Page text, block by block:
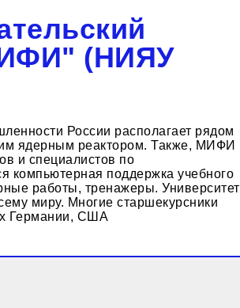
(НИЯУ
России располагает рядом
ядерным реактором. Также, МИФИ
и специалистов по
компьютерная поддержка учебного
работы, тренажеры. Университет
миру. Многие старшекурсники
Германии, США